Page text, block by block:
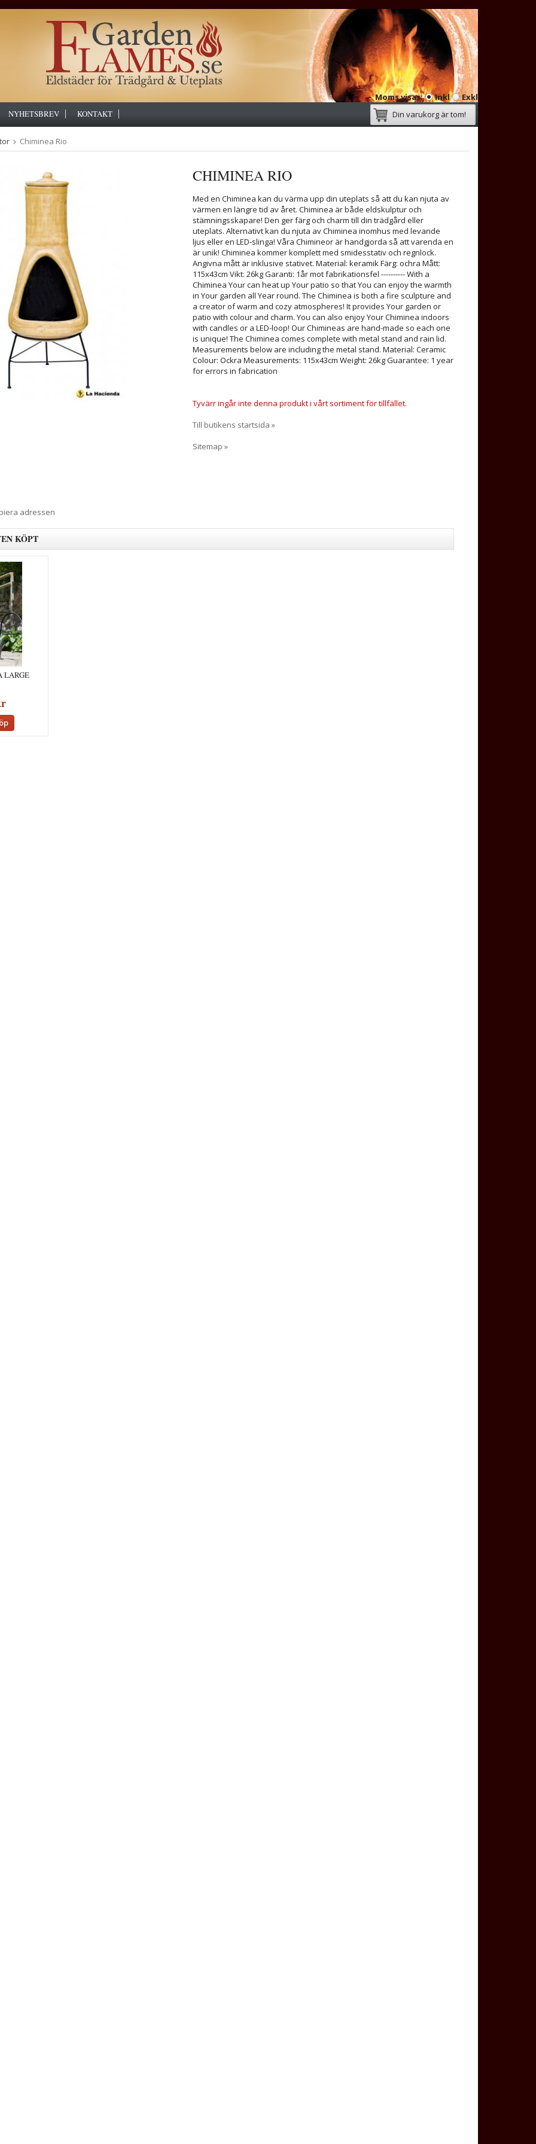
Moms visas: Inkl
Exkl
NYHETSBREV KONTAKT Din varukorg är tom!
Chiminea Rio
CHIMINEA RIO
Med en Chiminea kan du värma upp din uteplats så att du kan njuta av
värmen en längre tid av året. Chiminea är både eldskulptur och
stämningsskapare! Den ger färg och charm till din trädgård eller
uteplats. Alternativt kan du njuta av Chiminea inomhus med levande
ljus eller en LED-slinga! Våra Chimineor är handgjorda så att varenda en
är unik! Chiminea kommer komplett med smidesstativ och regnlock.
Angivna mått är inklusive stativet. Material: keramik Färg: ochra Mått:
115x43cm Vikt: 26kg Garanti: 1år mot fabrikationsfel ---------- With a
Chiminea Your can heat up Your patio so that You can enjoy the warmth
in Your garden all Year round. The Chiminea is both a fire sculpture and
a creator of warm and cozy atmospheres! It provides Your garden or
patio with colour and charm. You can also enjoy Your Chiminea indoors
with candles or a LED-loop! Our Chimineas are hand-made so each one
is unique! The Chiminea comes complete with metal stand and rain lid.
Measurements below are including the metal stand. Material: Ceramic
Colour: Ockra Measurements: 115x43cm Weight: 26kg Guarantee: 1 year
for errors in fabrication
Tyvärr ingår inte denna produkt i vårt sortiment för tillfället.
Till butikens startsida »
Sitemap »
adressen
KÖPT
LARGE